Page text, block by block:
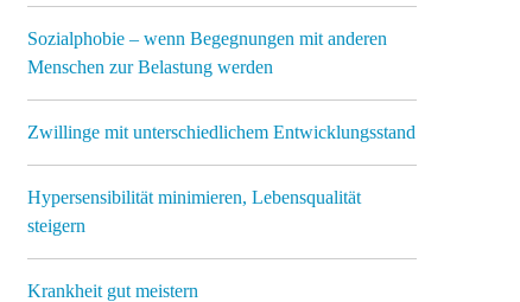
Sozialphobie – wenn Begegnungen mit anderen
Menschen zur Belastung werden
Zwillinge mit unterschiedlichem Entwicklungsstand
Hypersensibilität minimieren, Lebensqualität
steigern
Krankheit gut meistern